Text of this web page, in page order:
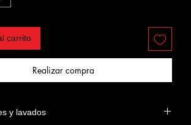
carrito
Realizar compra
y lavados